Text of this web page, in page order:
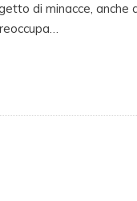
di minacce,